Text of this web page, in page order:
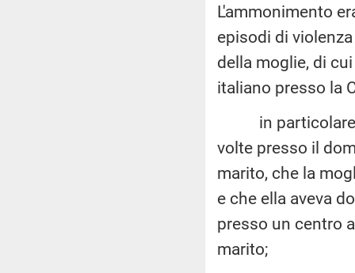
L'ammonimento
episodi di
della moglie, di
italiano presso la
in particolare,
volte presso il
marito, che la
e che ella aveva
presso un centro
marito;